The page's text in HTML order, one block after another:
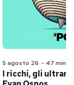
5 agosto 26 - 47 min
I ricchi, gli